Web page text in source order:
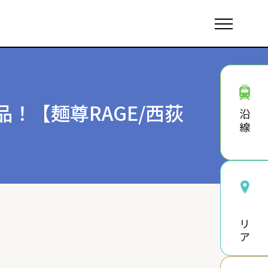
沿線
エリア
！【麺尊RAGE/西荻